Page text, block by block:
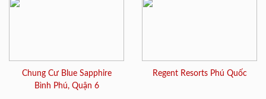
Chung Cư Blue Sapphire
Bình Phú, Quận 6
Regent Resorts Phú Quốc